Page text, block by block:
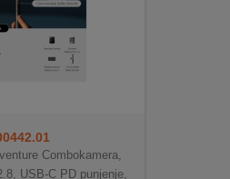
Combokamera,
USB-C PD punjenje,